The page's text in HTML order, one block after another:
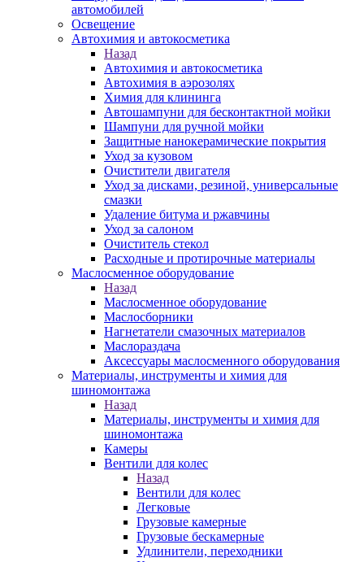
автомобилей
Освещение
Автохимия и автокосметика
Назад
Автохимия и автокосметика
Автохимия в аэрозолях
Химия для клининга
Автошампуни для бесконтактной мойки
Шампуни для ручной мойки
Защитные нанокерамические покрытия
Уход за кузовом
Очистители двигателя
Уход за дисками, резиной, универсальные
смазки
Удаление битума и ржавчины
Уход за салоном
Очиститель стекол
Расходные и протирочные материалы
Маслосменное оборудование
Назад
Маслосменное оборудование
Маслосборники
Нагнетатели смазочных материалов
Маслораздача
Аксессуары маслосменного оборудования
Материалы, инструменты и химия для
шиномонтажа
Назад
Материалы, инструменты и химия для
шиномонтажа
Камеры
Вентили для колес
Назад
Вентили для колес
Легковые
Грузовые камерные
Грузовые бескамерные
Удлинители, переходники